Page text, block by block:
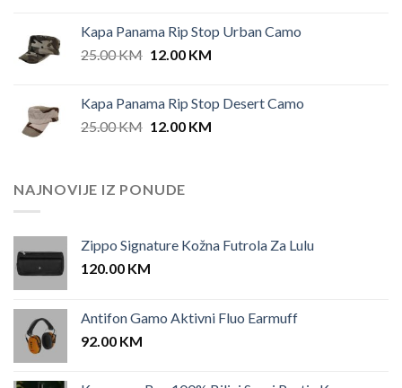
Kapa Panama Rip Stop Urban Camo
25.00KM Original
25.00 KM.
12.00 KMCurrent
12.00 KM.
Kapa Panama Rip Stop Desert Camo
25.00KM Original
25.00 KM.
12.00 KMCurrent
NAJNOVIJE IZ PONUDE
Zippo Signature Kožna Futrola Za Lulu
120.00 KM
Antifon Gamo Aktivni Fluo Earmuff
92.00 KM